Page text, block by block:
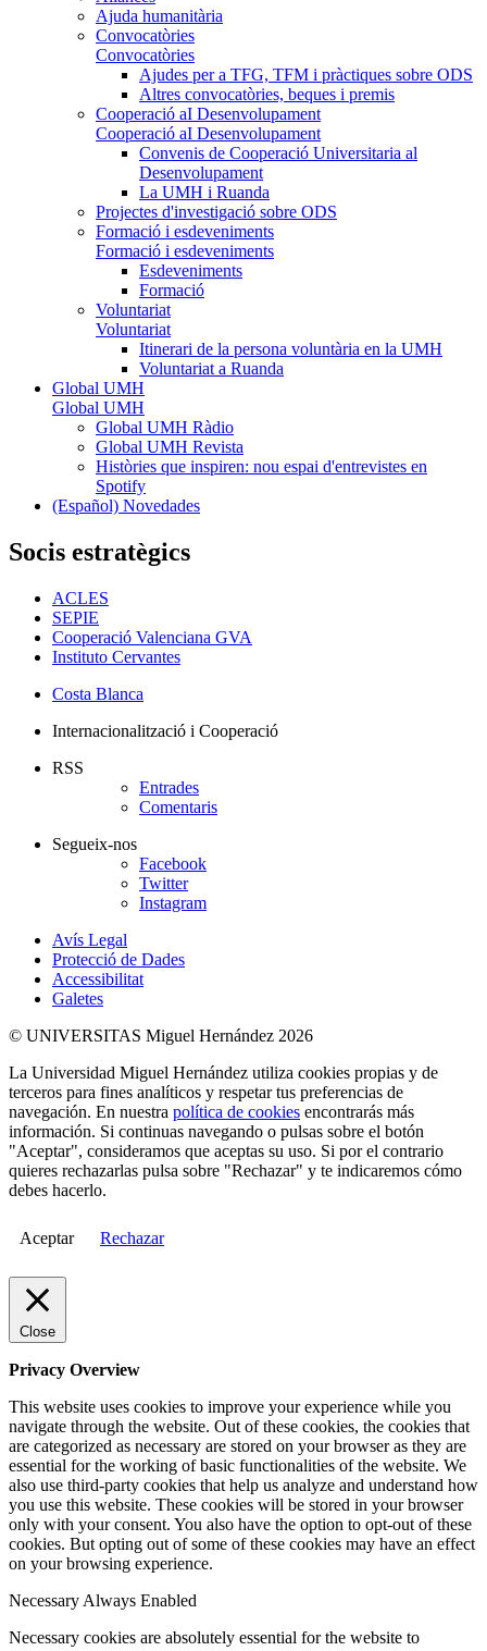
Ajuda humanitària
Convocatòries
Convocatòries
Ajudes per a TFG, TFM i pràctiques sobre ODS
Altres convocatòries, beques i premis
Cooperació aI Desenvolupament
Cooperació aI Desenvolupament
Convenis de Cooperació Universitaria al
Desenvolupament
La UMH i Ruanda
Projectes d'investigació sobre ODS
Formació i esdeveniments
Formació i esdeveniments
Esdeveniments
Formació
Voluntariat
Voluntariat
Itinerari de la persona voluntària en la UMH
Voluntariat a Ruanda
Global UMH
Global UMH
Global UMH Ràdio
Global UMH Revista
Històries que inspiren: nou espai d'entrevistes en
Spotify
(Español) Novedades
Socis estratègics
ACLES
SEPIE
Cooperació Valenciana GVA
Instituto Cervantes
Costa Blanca
Internacionalització i Cooperació
RSS
Entrades
Comentaris
Segueix-nos
Facebook
Twitter
Instagram
Avís Legal
Protecció de Dades
Accessibilitat
Galetes
© UNIVERSITAS Miguel Hernández 2026
La Universidad Miguel Hernández utiliza cookies propias y de
terceros para fines analíticos y respetar tus preferencias de
navegación. En nuestra política de cookies encontrarás más
información. Si continuas navegando o pulsas sobre el botón
"Aceptar", consideramos que aceptas su uso. Si por el contrario
quieres rechazarlas pulsa sobre "Rechazar" y te indicaremos cómo
debes hacerlo.
Aceptar Rechazar
Close
Privacy Overview
This website uses cookies to improve your experience while you
navigate through the website. Out of these cookies, the cookies that
are categorized as necessary are stored on your browser as they are
essential for the working of basic functionalities of the website. We
also use third-party cookies that help us analyze and understand how
you use this website. These cookies will be stored in your browser
only with your consent. You also have the option to opt-out of these
cookies. But opting out of some of these cookies may have an effect
on your browsing experience.
Necessary Always Enabled
Necessary cookies are absolutely essential for the website to